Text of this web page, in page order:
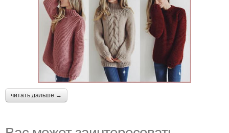
читать дальше →